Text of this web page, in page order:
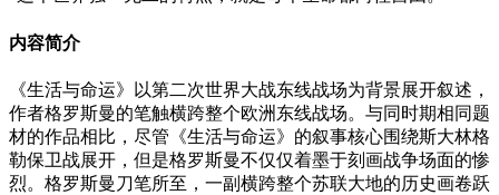
内容简介
《生活与命运》以第二次世界大战东线战场为背景展开叙述，
作者格罗斯曼的笔触横跨整个欧洲东线战场。与同时期相同题
材的作品相比，尽管《生活与命运》的叙事核心围绕斯大林格
勒保卫战展开，但是格罗斯曼不仅仅着墨于刻画战争场面的惨
烈。格罗斯曼刀笔所至，一副横跨整个苏联大地的历史画卷跃